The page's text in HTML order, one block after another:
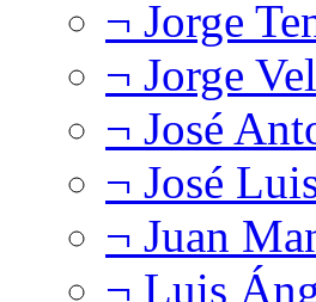
¬ Jorge
¬ Jorge
¬ José
¬ José
¬ Juan
¬ Luis